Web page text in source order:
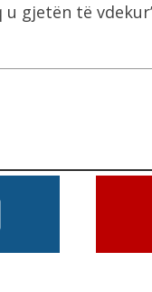
gjetën të